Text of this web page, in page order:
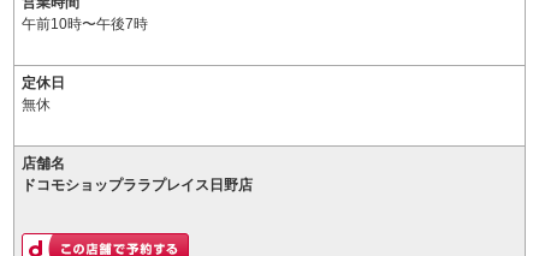
午前10時〜午後7時
定休日
無休
店舗名
ドコモショップララプレイス日野店